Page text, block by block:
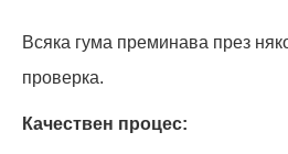
Всяка гума преминава през
проверка.
Качествен процес: